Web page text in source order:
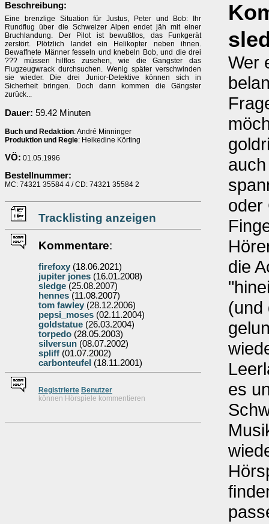
Beschreibung:
Eine brenzlige Situation für Justus, Peter und Bob: Ihr
Rundflug über die Schweizer Alpen endet jäh mit einer
Bruchlandung. Der Pilot ist bewußtlos, das Funkgerät
zerstört. Plötzlich landet ein Helikopter neben ihnen.
Bewaffnete Männer fesseln und knebeln Bob, und die drei
??? müssen hilflos zusehen, wie die Gangster das
Flugzeugwrack durchsuchen. Wenig später verschwinden
sie wieder. Die drei Junior-Detektive können sich in
Sicherheit bringen. Doch dann kommen die Gängster
zurück...
Dauer: 59.42 Minuten
Buch und Redaktion: André Minninger
Produktion und Regie: Heikedine Körting
VÖ: 01.05.1996
Bestellnummer:
MC: 74321 35584 4 / CD: 74321 35584 2
Tracklisting anzeigen
Kommentare:
firefoxy (18.06.2021)
jupiter jones (16.01.2008)
sledge (25.08.2007)
hennes (11.08.2007)
tom fawley (28.12.2006)
pepsi_moses (02.11.2004)
goldstatue (26.03.2004)
torpedo (28.05.2003)
silversun (08.07.2002)
spliff (01.07.2002)
carbonteufel (18.11.2001)
Registrierte Benutzer
können Hörspiele kommentieren
Wer
oder
die
(und
es